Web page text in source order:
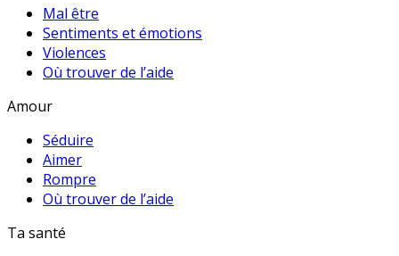
Mal être
Sentiments et émotions
Violences
Où trouver de l’aide
Amour
Séduire
Aimer
Rompre
Où trouver de l’aide
Ta santé